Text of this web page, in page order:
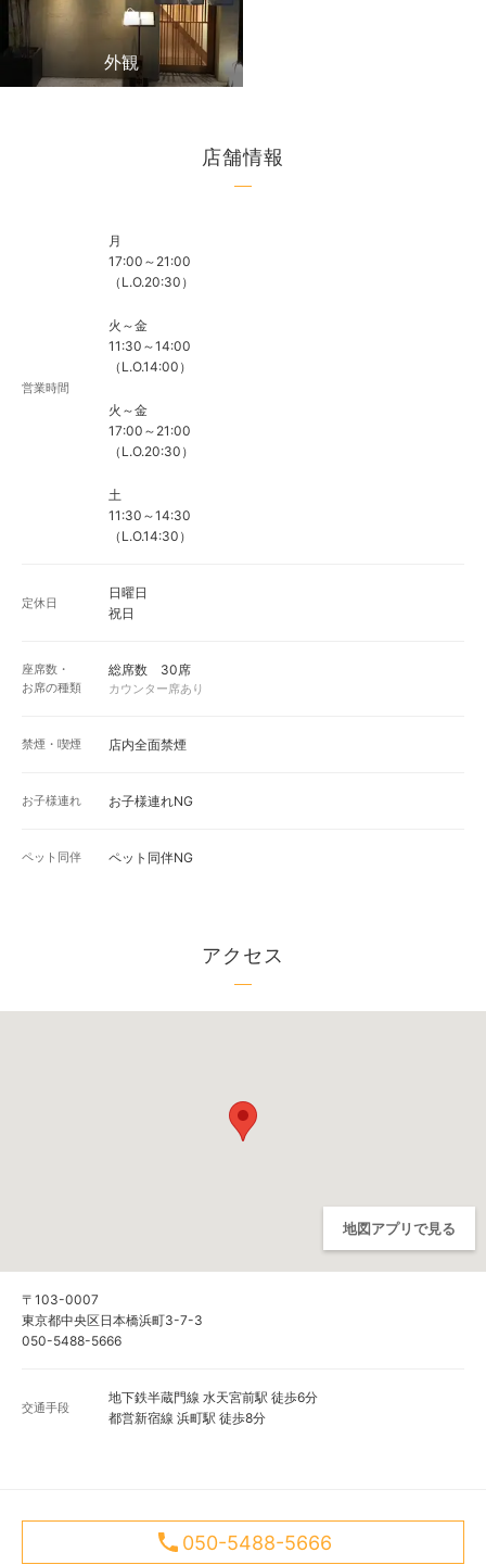
外観
店舗情報
営業時間
月
17:00～21:00
（L.O.20:30）
火～金
11:30～14:00
（L.O.14:00）
火～金
17:00～21:00
（L.O.20:30）
土
11:30～14:30
（L.O.14:30）
定休日
日曜日
祝日
座席数・
お席の種類
総席数 30席
カウンター席あり
禁煙・喫煙 店内全面禁煙
お子様連れ お子様連れNG
ペット同伴 ペット同伴NG
アクセス
地図アプリで見る
〒103-0007
東京都中央区日本橋浜町3-7-3
050-5488-5666
交通手段
地下鉄半蔵門線 水天宮前駅 徒歩6分
都営新宿線 浜町駅 徒歩8分
050-5488-5666